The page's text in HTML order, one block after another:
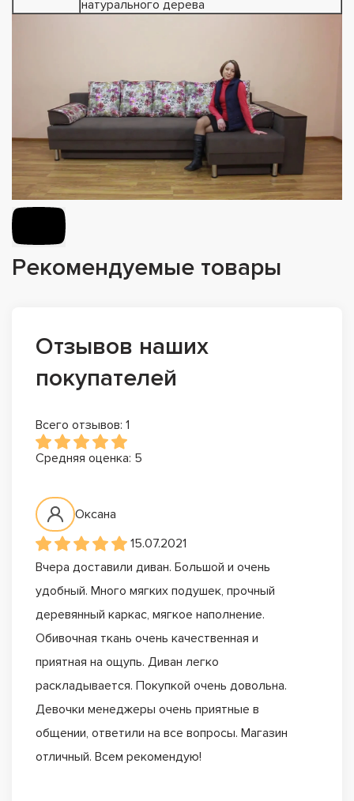
натурального дерева
Рекомендуемые товары
Отзывов наших
покупателей
Всего отзывов: 1
Средняя оценка: 5
Оксана
15.07.2021
Вчера доставили диван. Большой и очень
удобный. Много мягких подушек, прочный
деревянный каркас, мягкое наполнение.
Обивочная ткань очень качественная и
приятная на ощупь. Диван легко
раскладывается. Покупкой очень довольна.
Девочки менеджеры очень приятные в
общении, ответили на все вопросы. Магазин
отличный. Всем рекомендую!